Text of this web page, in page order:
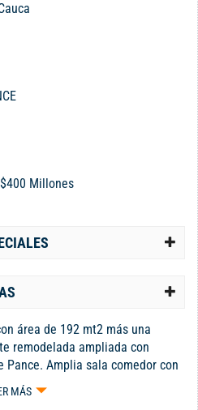
Millones
área de 192 mt2 más una
remodelada ampliada con
Pance. Amplia sala comedor con
3 alcobas todas con baño,
MÁS